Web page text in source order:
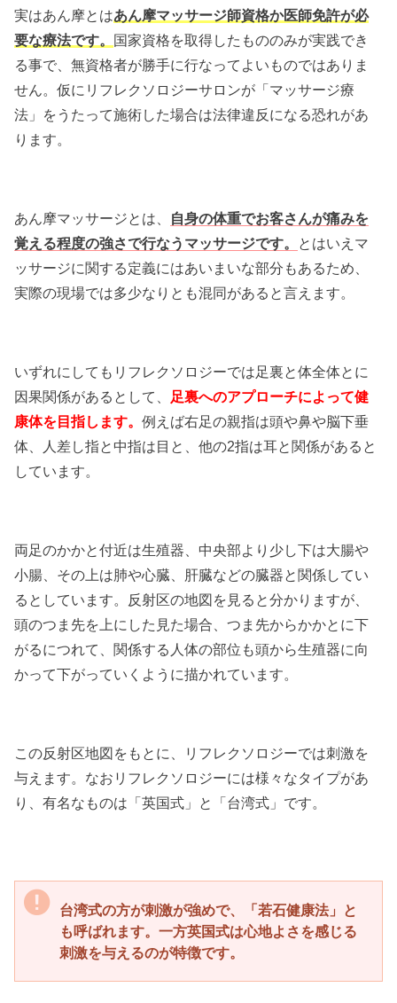
実はあん摩とはあん摩マッサージ師資格か医師免許が必
要な療法です。 国家資格を取得したもののみが実践でき
る事で、無資格者が勝手に行なってよいものではありま
せん。仮にリフレクソロジーサロンが「マッサージ療
法」をうたって施術した場合は法律違反になる恐れがあ
ります。
あん摩マッサージとは、 自身の体重でお客さんが痛みを
覚える程度の強さで行なうマッサージです。 とはいえマ
ッサージに関する定義にはあいまいな部分もあるため、
実際の現場では多少なりとも混同があると言えます。
いずれにしてもリフレクソロジーでは足裏と体全体とに
因果関係があるとして、 足裏へのアプローチによって健
康体を目指します。例えば右足の親指は頭や鼻や脳下垂
体、人差し指と中指は目と、他の2指は耳と関係があると
しています。
両足のかかと付近は生殖器、中央部より少し下は大腸や
小腸、その上は肺や心臓、肝臓などの臓器と関係してい
るとしています。反射区の地図を見ると分かりますが、
頭のつま先を上にした見た場合、つま先からかかとに下
がるにつれて、関係する人体の部位も頭から生殖器に向
かって下がっていくように描かれています。
この反射区地図をもとに、リフレクソロジーでは刺激を
与えます。なおリフレクソロジーには様々なタイプがあ
り、有名なものは「英国式」と「台湾式」です。
台湾式の方が刺激が強めで、「若石健康法」と
も呼ばれます。一方英国式は心地よさを感じる
刺激を与えるのが特徴です。